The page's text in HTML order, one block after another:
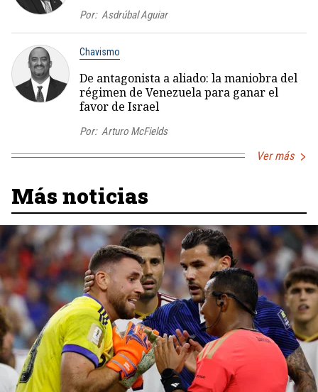
Por: Asdrúbal Aguiar
Chavismo
De antagonista a aliado: la maniobra del
régimen de Venezuela para ganar el
favor de Israel
Por: Arturo McFields
Ver más
Más noticias